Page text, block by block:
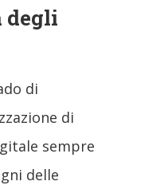
degli
di
di
sempre
delle